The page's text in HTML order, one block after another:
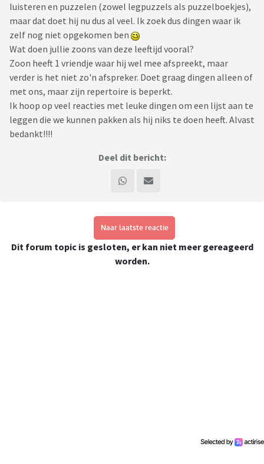
luisteren en puzzelen (zowel legpuzzels als puzzelboekjes),
maar dat doet hij nu dus al veel. Ik zoek dus dingen waar ik
zelf nog niet opgekomen ben
Wat doen jullie zoons van deze leeftijd vooral?
Zoon heeft 1 vriendje waar hij wel mee afspreekt, maar
verder is het niet zo'n afspreker. Doet graag dingen alleen of
met ons, maar zijn repertoire is beperkt.
Ik hoop op veel reacties met leuke dingen om een lijst aan te
leggen die we kunnen pakken als hij niks te doen heeft. Alvast
bedankt!!!!
Deel dit bericht:
Naar laatste reactie
Dit forum topic is gesloten, er kan niet meer gereageerd
worden.